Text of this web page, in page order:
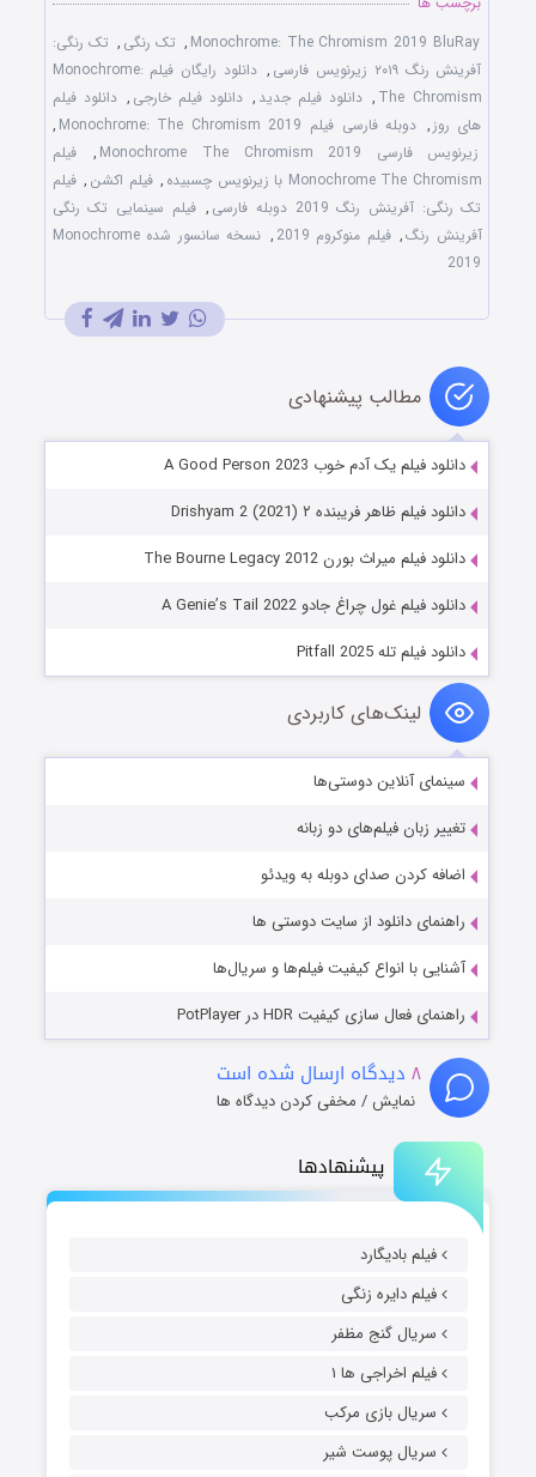
پیشنهادها
فیلم بادیگارد
فیلم دایره زنگی
سریال گنج مظفر
فیلم اخراجی ها ۱
سریال بازی مرکب
سریال پوست شیر
Monochrome: The Chromism 2019 BluRay
, تک رنگی , تک رنگی:
آفرینش رنگ ۲۰۱۹ زیرنویس فارسی
,
دانلود رایگان فیلم Monochrome:
The Chromism
, دانلود فیلم جدید , دانلود فیلم خارجی , دانلود فیلم
های روز , دوبله فارسی فیلم Monochrome: The Chromism 2019
,
زیرنویس فارسی Monochrome The Chromism 2019
,
فیلم
Monochrome The Chromism با زیرنویس چسبیده
, فیلم اکشن , فیلم
تک رنگی: آفرینش رنگ 2019 دوبله فارسی
, فیلم سینمایی تک رنگی
آفرینش رنگ, فیلم منوکروم 2019 ,
نسخه سانسور شده Monochrome
2019
مطالب پیشنهادی
دانلود فیلم یک آدم خوب A Good Person 2023
دانلود فیلم ظاهر فریبنده ۲ Drishyam 2 (2021)
دانلود فیلم میراث بورن The Bourne Legacy 2012
دانلود فیلم غول چراغ جادو A Genie’s Tail 2022
دانلود فیلم تله Pitfall 2025
لینک‌های کاربردی
سینمای آنلاین دوستی‌ها
تغییر زبان فیلم‌های دو زبانه
اضافه کردن صدای دوبله به ویدئو
راهنمای دانلود از سایت دوستی ها
آشنایی با انواع کیفیت فیلم‌ها و سریال‌ها
راهنمای فعال سازی کیفیت HDR در PotPlayer
۸ دیدگاه ارسال شده است
نمایش / مخفی کردن دیدگاه ها